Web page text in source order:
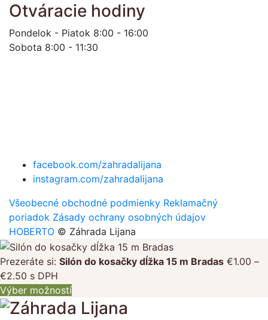
Otváracie hodiny
Pondelok - Piatok 8:00 - 16:00
Sobota 8:00 - 11:30
facebook.com/zahradalijana
instagram.com/zahradalijana
Všeobecné obchodné podmienky Reklamačný
poriadok Zásady ochrany osobných údajov
HOBERTO © Záhrada Lijana
Prezeráte si: Silón do kosačky dĺžka 15 m Bradas €1.00 –
€2.50 Price
range:
€1.00
s DPH
Výber možností